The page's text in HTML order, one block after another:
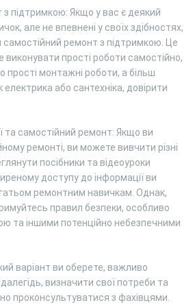
підтримкою: Якщо у вас є деякий
але не впевнені у своїх здібностях,
ремонт з підтримкою. Це
прості роботи самостійно,
прості монтажні роботи, а більш
електрика або сантехніка, довірити
та самостійний ремонт: Якщо ви
ремонті, ви можете вивчити різні
посібники та відеоуроки
доступу до інформації ви
ремонтним навичкам. Однак,
правил безпеки, особливо
та іншими потенційно небезпечними
варіант ви оберете, важливо
визначити свої потреби та
проконсультуватися з фахівцями.